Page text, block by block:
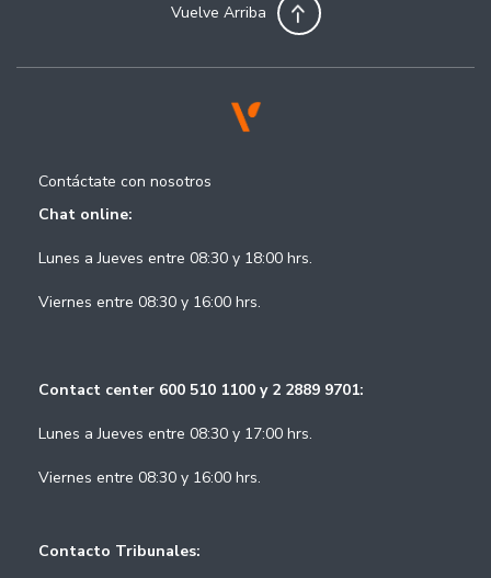
Vuelve Arriba
Contáctate con nosotros
Chat online:
Lunes a Jueves entre 08:30 y 18:00 hrs.
Viernes entre 08:30 y 16:00 hrs.
Contact center 600 510 1100 y 2 2889 9701:
Lunes a Jueves entre 08:30 y 17:00 hrs.
Viernes entre 08:30 y 16:00 hrs.
Contacto Tribunales: